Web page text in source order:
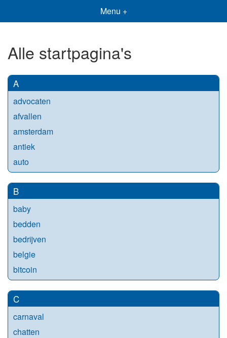
Menu +
Alle startpagina's
A
advocaten
afvallen
amsterdam
antiek
auto
B
baby
bedden
bedrijven
belgie
bitcoin
C
carnaval
chatten